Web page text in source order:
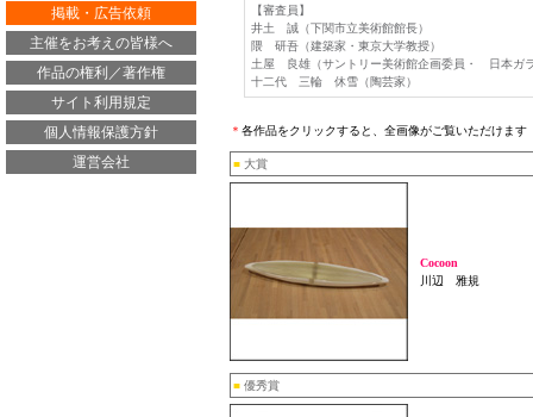
掲載・広告依頼
主催をお考えの皆様へ
作品の権利／著作権
サイト利用規定
個人情報保護方針
運営会社
【審査員】
井土 誠（下関市立美術館館長）
隈 研吾（建築家・東京大学教授）
土屋 良雄（サントリー美術館企画委員・ 日本ガ
十二代 三輪 休雪（陶芸家）
＊ 各作品をクリックすると、全画像がご覧いただけます
■ 大賞
Cocoon
川辺 雅規
■ 優秀賞